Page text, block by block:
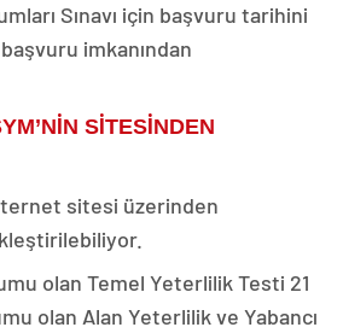
Sınavı için başvuru tarihini
imkanından
SİTESİNDEN
sitesi üzerinden
olan Temel Yeterlilik Testi 21
olan Alan Yeterlilik ve Yabancı